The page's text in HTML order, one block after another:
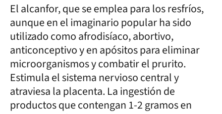
El alcanfor, que se emplea para los resfríos,
aunque en el imaginario popular ha sido
utilizado como afrodisíaco, abortivo,
anticonceptivo y en apósitos para eliminar
microorganismos y combatir el prurito.
Estimula el sistema nervioso central y
atraviesa la placenta. La ingestión de
productos que contengan 1-2 gramos en